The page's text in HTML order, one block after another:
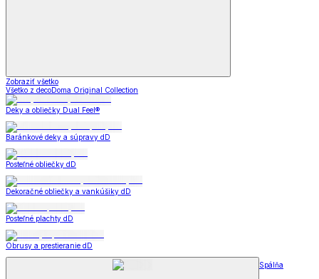
Zobraziť všetko
Všetko z decoDoma Original Collection
Deky a obliečky Dual Feel®
Baránkové deky a súpravy dD
Posteľné obliečky dD
Dekoračné obliečky a vankúšiky dD
Posteľné plachty dD
Obrusy a prestieranie dD
Spálňa